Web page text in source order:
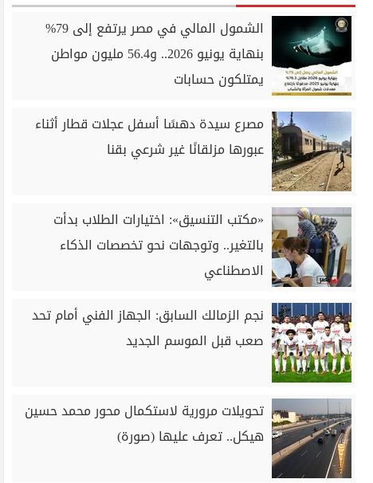
الشمول المالي في مصر يرتفع إلى 79%
بنهاية يونيو 2026.. و56.4 مليون مواطن
يمتلكون حسابات
مصرع سيدة دهسًا أسفل عجلات قطار أثناء
عبورها مزلقانًا غير شرعي بقنا
«مكتب التنسيق»: اختيارات الطلاب بدأت
بالتغير.. وتوجهات نحو تخصصات الذكاء
الاصطناعي
نجم الزمالك السابق: الجهاز الفني أمام تحد
صعب قبل الموسم الجديد
تحويلات مرورية لاستكمال محور محمد حسين
هيكل.. تعرف عليها (صورة)